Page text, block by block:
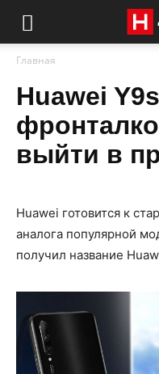
Главная
Huawei
выйти в
Huawei готовится к
аналога популярной
получил название